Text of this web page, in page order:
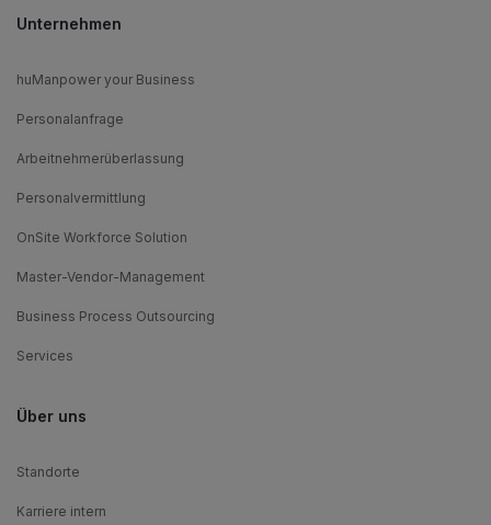
Unternehmen
huManpower your Business
Personalanfrage
Arbeitnehmerüberlassung
Personalvermittlung
OnSite Workforce Solution
Master-Vendor-Management
Business Process Outsourcing
Services
Über uns
Standorte
Karriere intern